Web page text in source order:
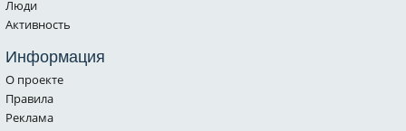
Люди
Активность
Информация
О проекте
Правила
Реклама